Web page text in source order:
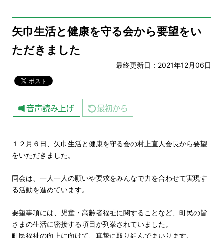
矢巾生活と健康を守る会から要望をい
ただきました
最終更新日：2021年12月06日
１２月６日、矢巾生活と健康を守る会の村上直人会長から要望
をいただきました。
同会は、一人一人の願いや要求をみんなで力を合わせて実現す
る活動を進めています。
要望事項には、児童・高齢者福祉に関することなど、町民の皆
さまの生活に密接する項目が列挙されていました。
町民福祉の向上に向けて、真摯に取り組んでまいります。